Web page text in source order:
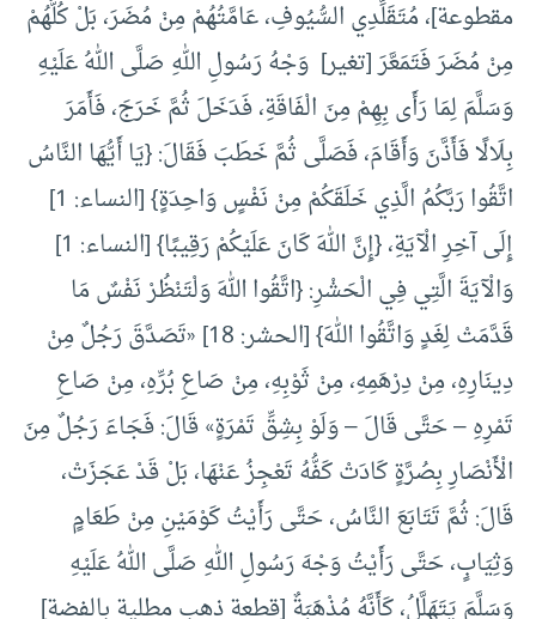
مقطوعة]، مُتَقَلِّدِي السُّيُوفِ، عَامَّتُهُمْ مِنْ مُضَرَ، بَلْ كُلُّهُمْ
مِنْ مُضَرَ فَتَمَعَّرَ [تغير] وَجْهُ رَسُولِ اللهِ صَلَّى اللهُ عَلَيْهِ
وَسَلَّمَ لِمَا رَأَى بِهِمْ مِنَ الْفَاقَةِ، فَدَخَلَ ثُمَّ خَرَجَ، فَأَمَرَ
بِلَالًا فَأَذَّنَ وَأَقَامَ، فَصَلَّى ثُمَّ خَطَبَ فَقَالَ: {يَا أَيُّهَا النَّاسُ
اتَّقُوا رَبَّكُمُ الَّذِي خَلَقَكُمْ مِنْ نَفْسٍ وَاحِدَةٍ} [النساء: 1]
إِلَى آخِرِ الْآيَةِ، {إِنَّ اللهَ كَانَ عَلَيْكُمْ رَقِيبًا} [النساء: 1]
وَالْآيَةَ الَّتِي فِي الْحَشْرِ: {اتَّقُوا اللهَ وَلْتَنْظُرْ نَفْسٌ مَا
قَدَّمَتْ لِغَدٍ وَاتَّقُوا اللهَ} [الحشر: 18] «تَصَدَّقَ رَجُلٌ مِنْ
دِينَارِهِ، مِنْ دِرْهَمِهِ، مِنْ ثَوْبِهِ، مِنْ صَاعِ بُرِّهِ، مِنْ صَاعِ
تَمْرِهِ – حَتَّى قَالَ – وَلَوْ بِشِقِّ تَمْرَةٍ» قَالَ: فَجَاءَ رَجُلٌ مِنَ
الْأَنْصَارِ بِصُرَّةٍ كَادَتْ كَفُّهُ تَعْجِزُ عَنْهَا، بَلْ قَدْ عَجَزَتْ،
قَالَ: ثُمَّ تَتَابَعَ النَّاسُ، حَتَّى رَأَيْتُ كَوْمَيْنِ مِنْ طَعَامٍ
وَثِيَابٍ، حَتَّى رَأَيْتُ وَجْهَ رَسُولِ اللهِ صَلَّى اللهُ عَلَيْهِ
وَسَلَّمَ يَتَهَلَّلُ، كَأَنَّهُ مُذْهَبَةٌ [قطعة ذهب مطلية بالفضة]